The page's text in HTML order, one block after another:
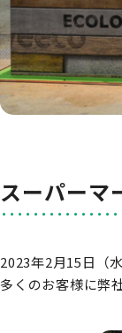
スーパーマ
2023年2月15日（
多くのお客様に弊